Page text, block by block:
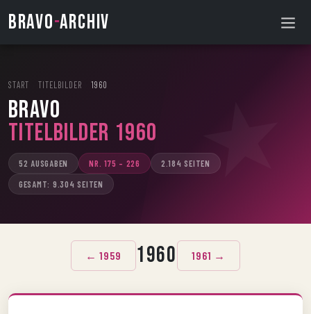
BRAVO-ARCHIV
START TITELBILDER 1960
BRAVO
Titelbilder 1960
52 AUSGABEN NR. 175 – 226 2.184 SEITEN
GESAMT: 9.304 SEITEN
← 1959 1960 1961 →